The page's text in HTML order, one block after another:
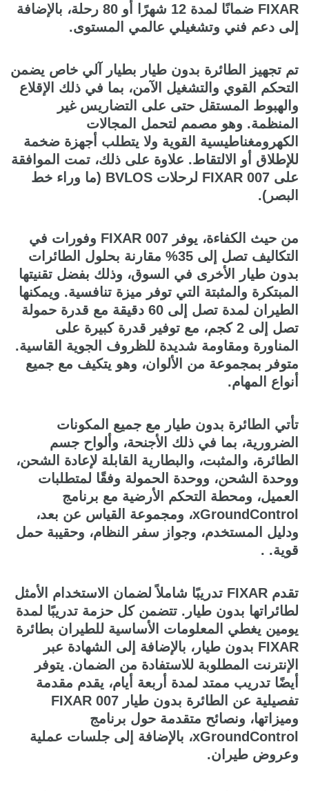
FIXAR ضمانًا لمدة 12 شهرًا أو 80 رحلة، بالإضافة
إلى دعم فني وتشغيلي عالمي المستوى.
تم تجهيز الطائرة بدون طيار بطيار آلي خاص يضمن
التحكم القوي والتشغيل الآمن، بما في ذلك الإقلاع
والهبوط المستقل حتى على التضاريس غير
المنظمة. وهو مصمم لتحمل المجالات
الكهرومغناطيسية القوية ولا يتطلب أجهزة ضخمة
للإطلاق أو الالتقاط. علاوة على ذلك، تمت الموافقة
على FIXAR 007 لرحلات BVLOS (ما وراء خط
البصر).
من حيث الكفاءة، يوفر FIXAR 007 وفورات في
التكاليف تصل إلى 35% مقارنة بحلول الطائرات
بدون طيار الأخرى في السوق، وذلك بفضل تقنيتها
المبتكرة والمثبتة التي توفر ميزة تنافسية. ويمكنها
الطيران لمدة تصل إلى 60 دقيقة مع قدرة حمولة
تصل إلى 2 كجم، مع توفير قدرة كبيرة على
المناورة ومقاومة شديدة للظروف الجوية القاسية.
متوفر بمجموعة من الألوان، وهو يتكيف مع جميع
أنواع المهام.
تأتي الطائرة بدون طيار مع جميع المكونات
الضرورية، بما في ذلك الأجنحة، وألواح جسم
الطائرة، والمثبت، والبطارية القابلة لإعادة الشحن،
ووحدة الشحن، ووحدة الحمولة وفقًا لمتطلبات
العميل، ومحطة التحكم الأرضية مع برنامج
xGroundControl، ومجموعة القياس عن بعد،
ودليل المستخدم، وجواز سفر النظام، وحقيبة حمل
قوية. .
تقدم FIXAR تدريبًا شاملاً لضمان الاستخدام الأمثل
لطائراتها بدون طيار. تتضمن كل حزمة تدريبًا لمدة
يومين يغطي المعلومات الأساسية للطيران بطائرة
FIXAR بدون طيار، بالإضافة إلى الشهادة عبر
الإنترنت المطلوبة للاستفادة من الضمان. يتوفر
أيضًا تدريب ممتد لمدة أربعة أيام، يقدم مقدمة
تفصيلية عن الطائرة بدون طيار FIXAR 007
وميزاتها، ونصائح متقدمة حول برنامج
xGroundControl، بالإضافة إلى جلسات عملية
وعروض طيران.